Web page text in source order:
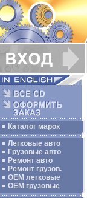
Каталог марок
Легковые авто
Грузовые авто
Ремонт авто
Ремонт грузов.
ОЕМ легковые
OEM грузовые